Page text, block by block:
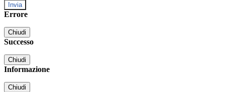
Errore
Chiudi
Successo
Chiudi
Informazione
Chiudi